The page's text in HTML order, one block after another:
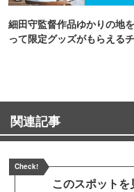
細田守監督作品ゆかりの地
って限定グッズがもらえる
関連記事
Check!
このスポットを